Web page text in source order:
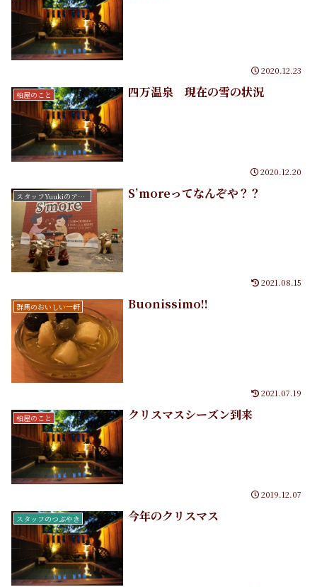
2020.12.23
柏屋のこと 四万温泉 現在の雪の状況
2020.12.20
スタッフYuukiのアートたち S’moreってなんぞや？？
2021.08.15
群馬のおいしい一軒 Buonissimo!!
2021.07.19
柏屋のこと クリスマスシーズン到来
2019.12.07
スタッフのつぶやき 今年のクリスマス